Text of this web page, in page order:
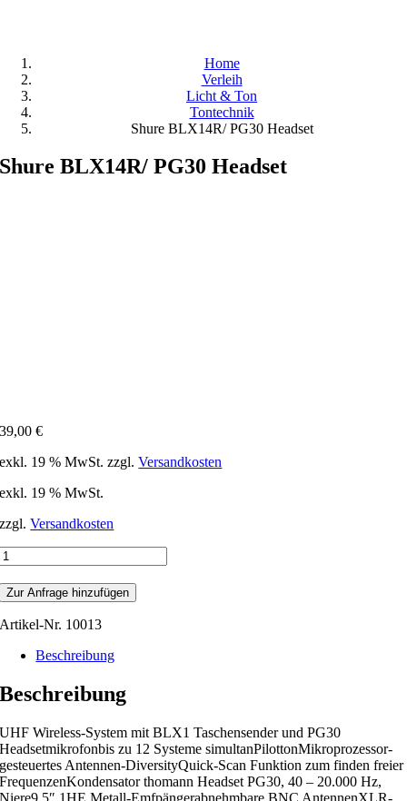
Home
Verleih
Licht & Ton
Tontechnik
Shure BLX14R/ PG30 Headset
Shure BLX14R/ PG30 Headset
39,00€
exkl. 19 % MwSt. zzgl.Versandkosten
exkl. 19 % MwSt.
zzgl.Versandkosten
Zur Anfrage hinzufügen
Artikel-Nr. 10013
Beschreibung
Beschreibung
UHF Wireless-System mit BLX1 Taschensender und PG30
Headsetmikrofonbis zu 12 Systeme simultanPilottonMikroprozessor-
gesteuertes Antennen-DiversityQuick-Scan Funktion zum finden freier
FrequenzenKondensator thomann Headset PG30, 40 – 20.000 Hz,